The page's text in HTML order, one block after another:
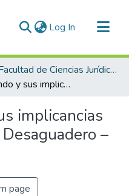
Log In (current)
Facultad de Ciencias Jurídicas y Políticas
El contrabando y sus implicancias jurídico penales en Desaguadero – Puno 2023, 2024
implicancias
–
page